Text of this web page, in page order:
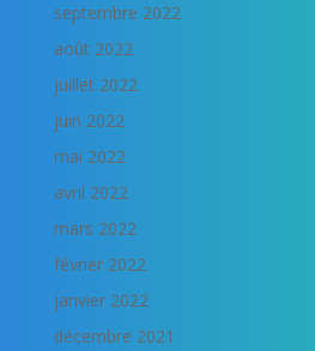
septembre 2022
août 2022
juillet 2022
juin 2022
mai 2022
avril 2022
mars 2022
février 2022
janvier 2022
décembre 2021